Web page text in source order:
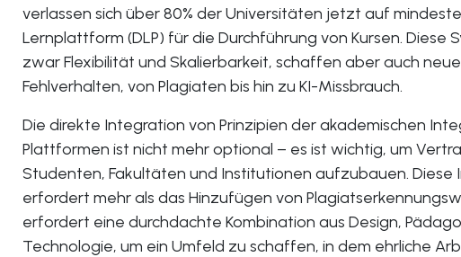
verlassen sich über 80% der Universitäten jetzt auf
Lernplattform (DLP) für die Durchführung von Kursen. Diese
zwar Flexibilität und Skalierbarkeit, schaffen aber auch
Fehlverhalten, von Plagiaten bis hin zu KI-Missbrauch.
Die direkte Integration von Prinzipien der akademischen
Plattformen ist nicht mehr optional – es ist wichtig, um
Studenten, Fakultäten und Institutionen aufzubauen. Diese
erfordert mehr als das Hinzufügen von
erfordert eine durchdachte Kombination aus Design,
Technologie, um ein Umfeld zu schaffen, in dem ehrliche